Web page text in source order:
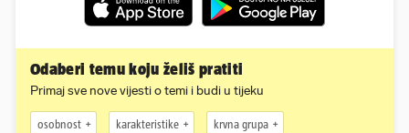
Odaberi temu koju želiš pratiti
Primaj sve nove vijesti o temi i budi u tijeku
osobnost karakteristike krvna grupa